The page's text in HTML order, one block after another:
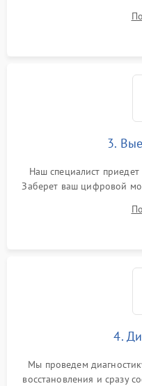
3.
Наш специалист
Заберет ваш цифровой
4.
Мы проведем
восстановления и сразу